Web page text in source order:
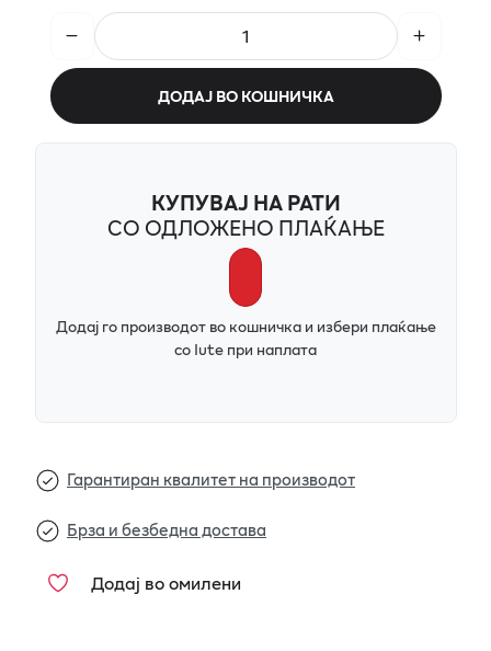
ДОДАЈ ВО КОШНИЧКА
КУПУВАЈ НА РАТИ
СО ОДЛОЖЕНО ПЛАЌАЊЕ
Додај го производот во кошничка и избери плаќање
со Iute при наплата
Гарантиран квалитет на производот
Брза и безбедна достава
Додај во омилени